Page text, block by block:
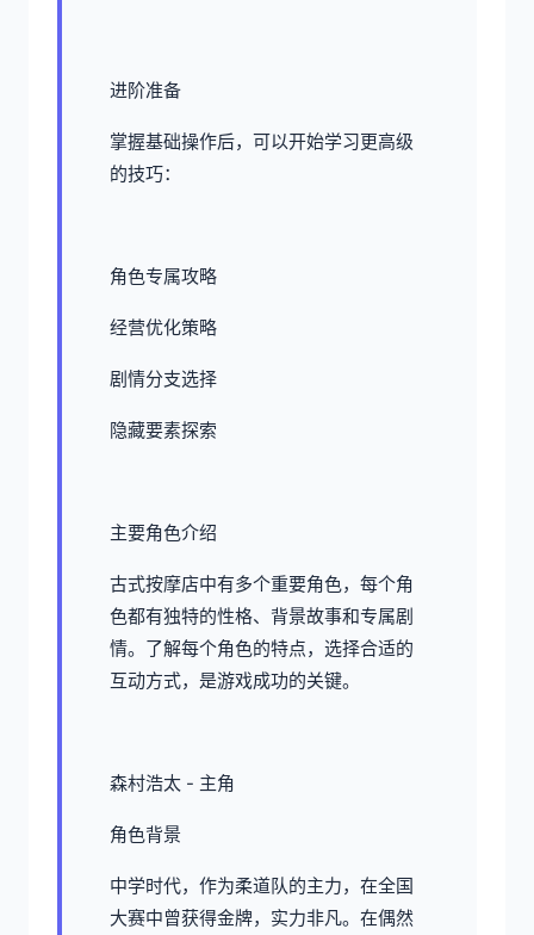
进阶准备
掌握基础操作后，可以开始学习更高级
的技巧：
角色专属攻略
经营优化策略
剧情分支选择
隐藏要素探索
主要角色介绍
古式按摩店中有多个重要角色，每个角
色都有独特的性格、背景故事和专属剧
情。了解每个角色的特点，选择合适的
互动方式，是游戏成功的关键。
森村浩太 - 主角
角色背景
中学时代，作为柔道队的主力，在全国
大赛中曾获得金牌，实力非凡。在偶然